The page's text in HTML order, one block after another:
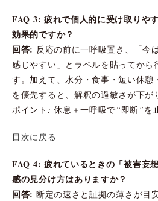
FAQ 3: 疲れで個人的に受け取りや
効果的ですか？
回答: 反応の前に一呼吸置き、「今
感じやすい」とラベルを貼ってから
す。加えて、水分・食事・短い休憩
を優先すると、解釈の過敏さが下が
ポイント: 休息＋一呼吸で“即断”を
目次に戻る
FAQ 4: 疲れているときの「被害妄
感の見分け方はありますか？
回答: 断定の速さと証拠の薄さが目